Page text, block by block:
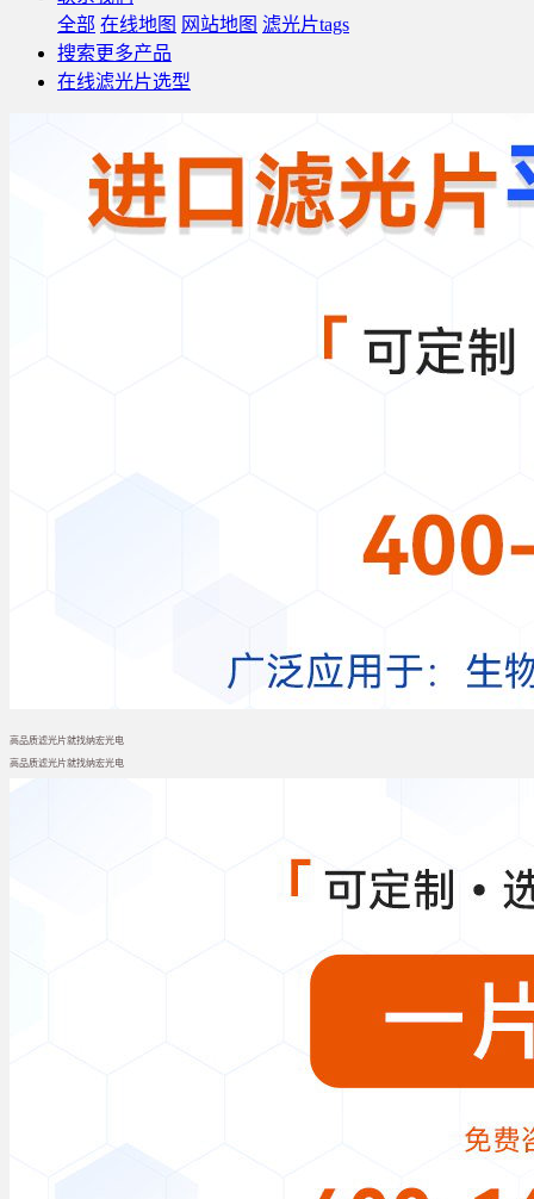
全部 在线地图 网站地图 滤光片tags
搜索更多产品
在线滤光片选型
高品质滤光片就找纳宏光电
高品质滤光片就找纳宏光电